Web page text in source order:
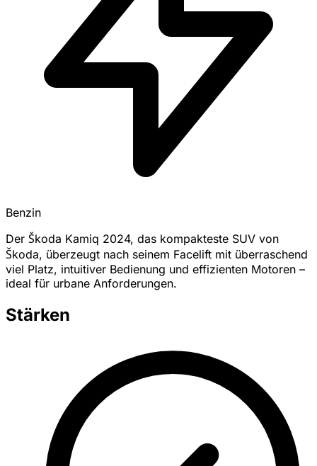
Benzin
Der Škoda Kamiq 2024, das kompakteste SUV von
Škoda, überzeugt nach seinem Facelift mit überraschend
viel Platz, intuitiver Bedienung und effizienten Motoren –
ideal für urbane Anforderungen.
Stärken